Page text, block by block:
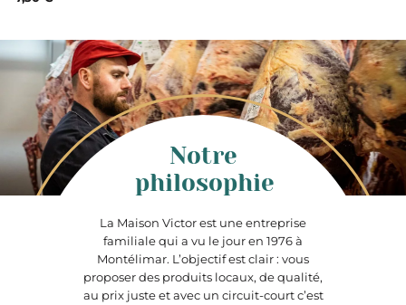
La Maison Victor est une entreprise
familiale qui a vu le jour en 1976 à
Montélimar. L’objectif est clair : vous
proposer des produits locaux, de qualité,
au prix juste et avec un circuit-court c’est
Notre
philosophie